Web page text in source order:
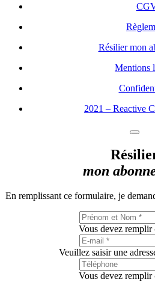
Résilier mon
Mentions
2021 – Reactive
mon
En remplissant ce formulaire, je
Vous devez remplir
Veuillez saisir une
Vous devez remplir